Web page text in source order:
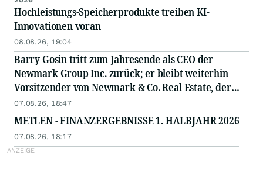
Hochleistungs-Speicherprodukte treiben KI-
Innovationen voran
08.08.26, 19:04
Barry Gosin tritt zum Jahresende als CEO der
Newmark Group Inc. zurück; er bleibt weiterhin
Vorsitzender von Newmark & Co. Real Estate, der
operativen Gesellschaft von Newmark
07.08.26, 18:47
METLEN - FINANZERGEBNISSE 1. HALBJAHR 2026
07.08.26, 18:17